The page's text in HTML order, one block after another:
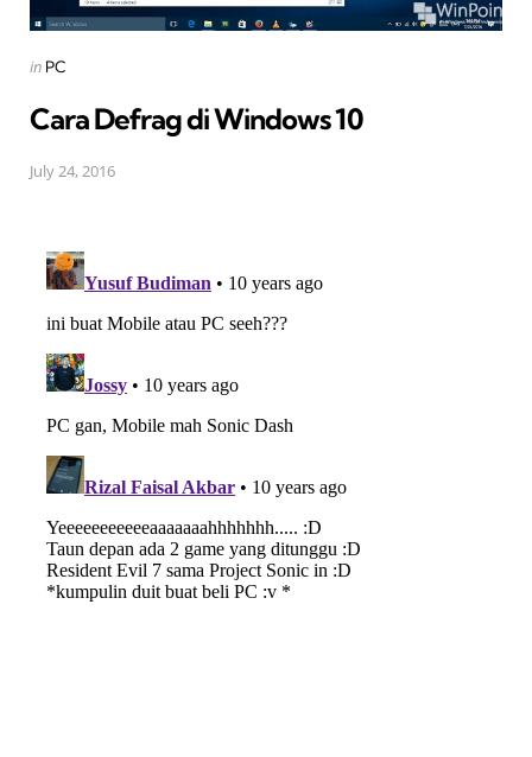
Posted
in PC
Cara Defrag di Windows 10
July 24, 2016